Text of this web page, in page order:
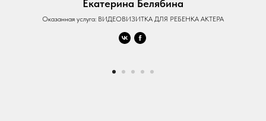
Екатерина Белябина
Оказанная услуга: ВИДЕОВИЗИТКА ДЛЯ РЕБЕНКА АКТЕРА